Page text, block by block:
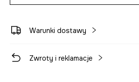
Warunki dostawy
Zwroty i reklamacje